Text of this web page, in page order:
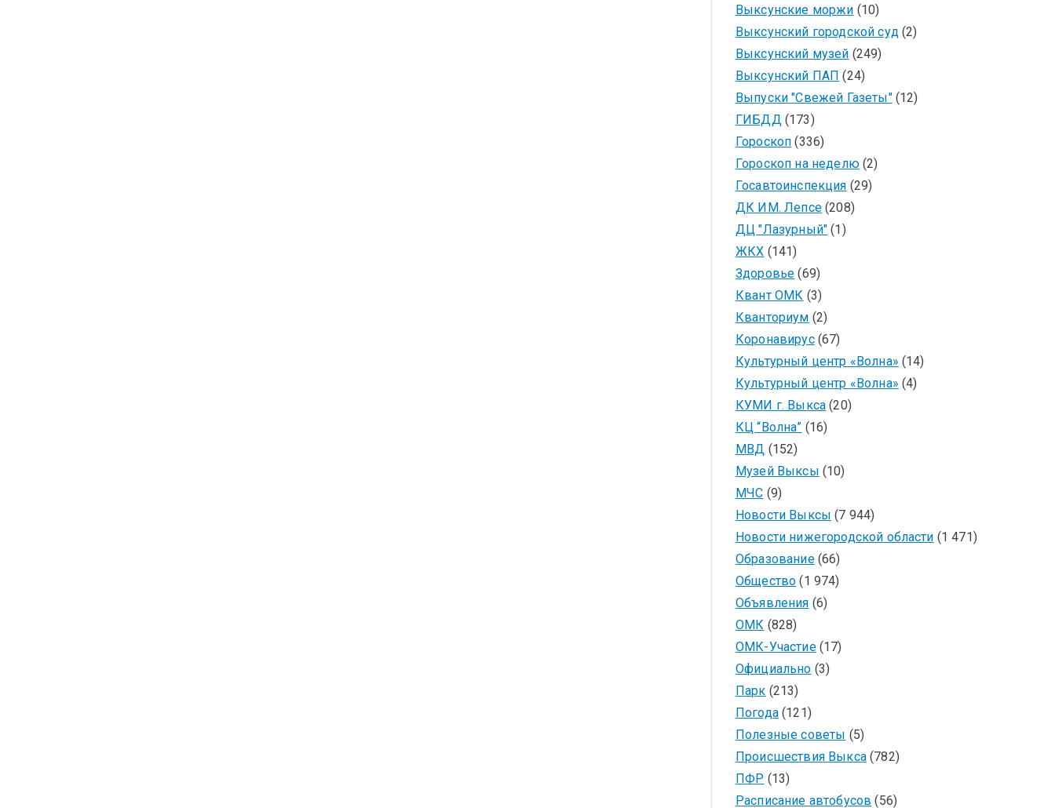
Выксунские моржи (10)
Выксунский городской суд(2)
Выксунский музей (249)
Выксунский ПАП (24)
Выпуски "Свежей Газеты"(12)
ГИБДД(173)
Гороскоп (336)
Гороскоп на неделю(2)
Госавтоинспекция (29)
ДК ИМ. Лепсе(208)
ДЦ "Лазурный" (1)
ЖКХ (141)
Здоровье (69)
Квант ОМК (3)
Кванториум (2)
Коронавирус(67)
Культурный центр «Волна» (14)
Культурный центр «Волна» (4)
КУМИ г. Выкса (20)
КЦ “Волна” (16)
МВД (152)
Музей Выксы (10)
МЧС (9)
Новости Выксы (7 944)
Новости нижегородской области (1 471)
Образование(66)
Общество (1 974)
Объявления (6)
ОМК (828)
ОМК-Участие(17)
Официально (3)
Парк (213)
Погода(121)
Полезные советы (5)
Происшествия Выкса(782)
ПФР (13)
Расписание автобусов (56)